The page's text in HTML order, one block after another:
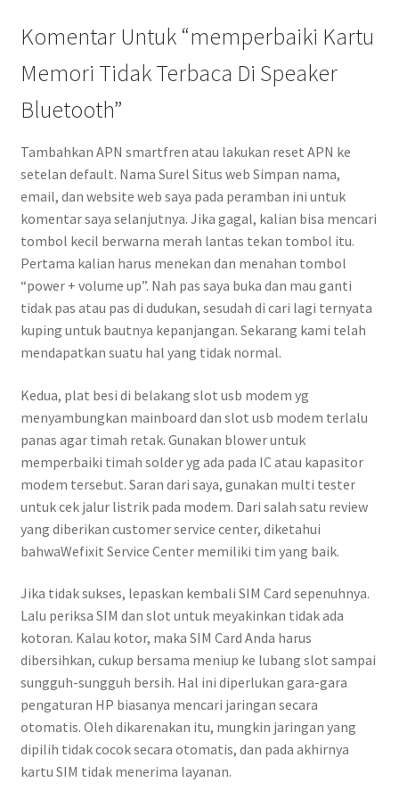
Komentar Untuk “memperbaiki Kartu
Memori Tidak Terbaca Di Speaker
Bluetooth”
Tambahkan APN smartfren atau lakukan reset APN ke
setelan default. Nama Surel Situs web Simpan nama,
email, dan website web saya pada peramban ini untuk
komentar saya selanjutnya. Jika gagal, kalian bisa mencari
tombol kecil berwarna merah lantas tekan tombol itu.
Pertama kalian harus menekan dan menahan tombol
“power + volume up”. Nah pas saya buka dan mau ganti
tidak pas atau pas di dudukan, sesudah di cari lagi ternyata
kuping untuk bautnya kepanjangan. Sekarang kami telah
mendapatkan suatu hal yang tidak normal.
Kedua, plat besi di belakang slot usb modem yg
menyambungkan mainboard dan slot usb modem terlalu
panas agar timah retak. Gunakan blower untuk
memperbaiki timah solder yg ada pada IC atau kapasitor
modem tersebut. Saran dari saya, gunakan multi tester
untuk cek jalur listrik pada modem. Dari salah satu review
yang diberikan customer service center, diketahui
bahwaWefixit Service Center memiliki tim yang baik.
Jika tidak sukses, lepaskan kembali SIM Card sepenuhnya.
Lalu periksa SIM dan slot untuk meyakinkan tidak ada
kotoran. Kalau kotor, maka SIM Card Anda harus
dibersihkan, cukup bersama meniup ke lubang slot sampai
sungguh-sungguh bersih. Hal ini diperlukan gara-gara
pengaturan HP biasanya mencari jaringan secara
otomatis. Oleh dikarenakan itu, mungkin jaringan yang
dipilih tidak cocok secara otomatis, dan pada akhirnya
kartu SIM tidak menerima layanan.